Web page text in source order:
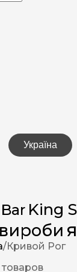
Україна
King
/Кривой Рог
товаров